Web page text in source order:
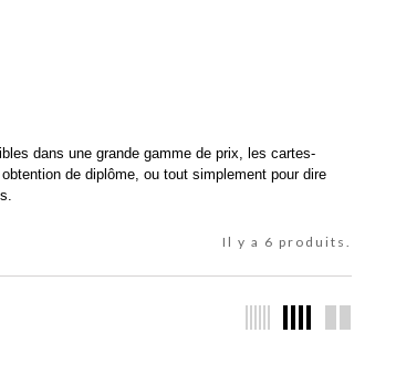
dans une grande gamme de prix, les cartes-
de diplôme, ou tout simplement pour dire
Il y a 6 produits.